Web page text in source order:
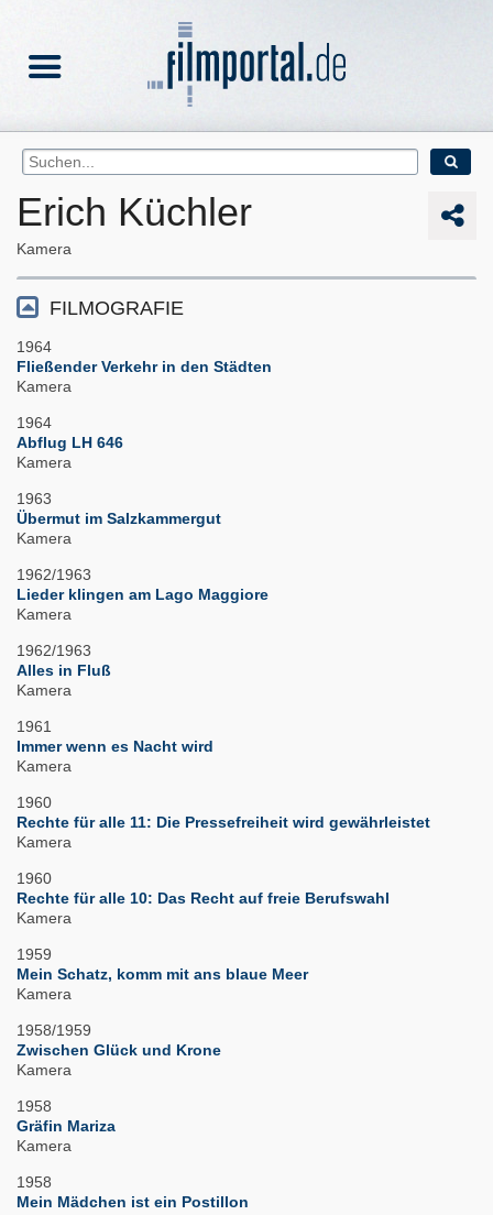
Erich Küchler
Kamera
FILMOGRAFIE
1964
Fließender Verkehr in den Städten
Kamera
1964
Abflug LH 646
Kamera
1963
Übermut im Salzkammergut
Kamera
1962/1963
Lieder klingen am Lago Maggiore
Kamera
1962/1963
Alles in Fluß
Kamera
1961
Immer wenn es Nacht wird
Kamera
1960
Rechte für alle 11: Die Pressefreiheit wird gewährleistet
Kamera
1960
Rechte für alle 10: Das Recht auf freie Berufswahl
Kamera
1959
Mein Schatz, komm mit ans blaue Meer
Kamera
1958/1959
Zwischen Glück und Krone
Kamera
1958
Gräfin Mariza
Kamera
1958
Mein Mädchen ist ein Postillon